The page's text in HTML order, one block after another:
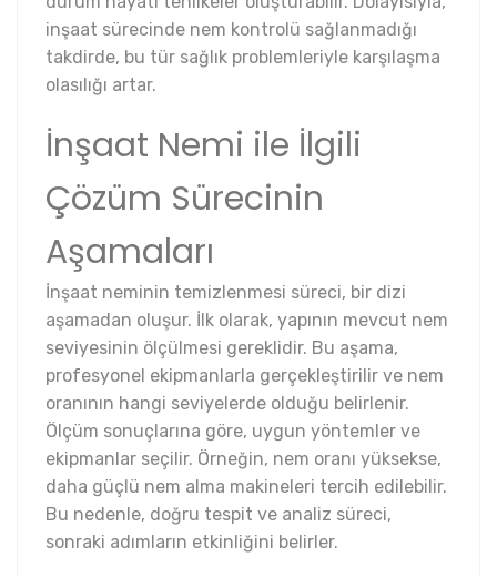
inşaat sürecinde nem kontrolü sağlanmadığı
takdirde, bu tür sağlık problemleriyle karşılaşma
olasılığı artar.
İnşaat Nemi ile İlgili
Çözüm Sürecinin
Aşamaları
İnşaat neminin temizlenmesi süreci, bir dizi
aşamadan oluşur. İlk olarak, yapının mevcut nem
seviyesinin ölçülmesi gereklidir. Bu aşama,
profesyonel ekipmanlarla gerçekleştirilir ve nem
oranının hangi seviyelerde olduğu belirlenir.
Ölçüm sonuçlarına göre, uygun yöntemler ve
ekipmanlar seçilir. Örneğin, nem oranı yüksekse,
daha güçlü nem alma makineleri tercih edilebilir.
Bu nedenle, doğru tespit ve analiz süreci,
sonraki adımların etkinliğini belirler.